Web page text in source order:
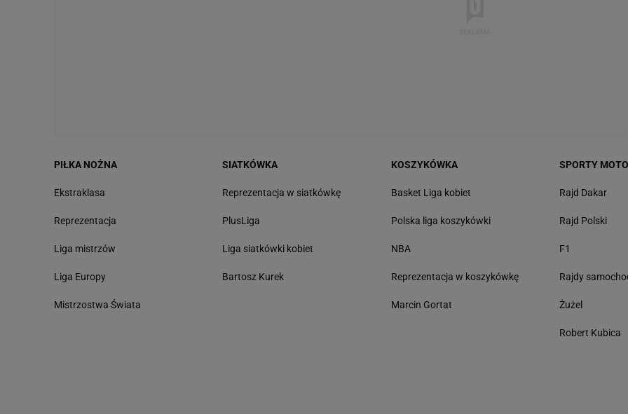
PIŁKA NOŻNA
Ekstraklasa
Reprezentacja
Liga mistrzów
Liga Europy
Mistrzostwa Świata
SIATKÓWKA
Reprezentacja w siatkówkę
PlusLiga
Liga siatkówki kobiet
Bartosz Kurek
KOSZYKÓWKA
Basket Liga kobiet
Polska liga koszykówki
NBA
Reprezentacja w koszykówkę
Marcin Gortat
SPORTY
Rajd Dakar
Rajd Polski
F1
Rajdy
Żużel
Robert Kubica